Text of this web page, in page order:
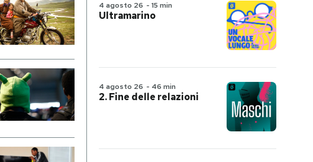
4 agosto 26 - 15 min
Ultramarino
4 agosto 26 - 46 min
2. Fine delle relazioni